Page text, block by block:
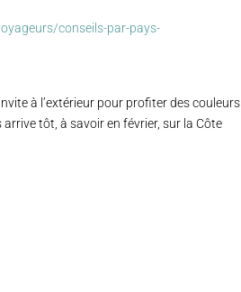
conseils-par-pays-
à l’extérieur pour profiter des couleurs
tôt, à savoir en février, sur la Côte